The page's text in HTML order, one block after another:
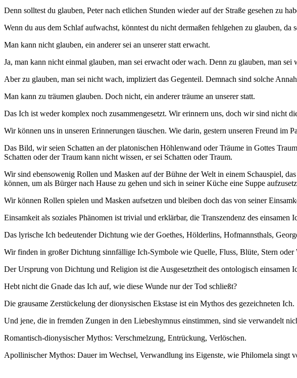
Denn solltest du glauben, Peter nach etlichen Stunden wieder auf der Straße gesehen zu
Wenn du aus dem Schlaf aufwachst, könntest du nicht dermaßen fehlgehen zu glauben,
Man kann nicht glauben, ein anderer sei an unserer statt erwacht.
Ja, man kann nicht einmal glauben, man sei erwacht oder wach. Denn zu glauben, man
Aber zu glauben, man sei nicht wach, impliziert das Gegenteil. Demnach sind solche
Man kann zu träumen glauben. Doch nicht, ein anderer träume an unserer statt.
Das Ich ist weder komplex noch zusammengesetzt. Wir erinnern uns, doch wir sind nicht
Wir können uns in unseren Erinnerungen täuschen. Wie darin, gestern unseren Freund im
Das Bild, wir seien Schatten an der platonischen Höhlenwand oder Träume in Gottes
Schatten oder der Traum kann nicht wissen, er sei Schatten oder Traum.
Wir sind ebensowenig Rollen und Masken auf der Bühne der Welt in einem Schauspiel,
können, um als Bürger nach Hause zu gehen und sich in seiner Küche eine Suppe
Wir können Rollen spielen und Masken aufsetzen und bleiben doch das von seiner
Einsamkeit als soziales Phänomen ist trivial und erklärbar, die Transzendenz des einsamen
Das lyrische Ich bedeutender Dichtung wie der Goethes, Hölderlins, Hofmannsthals,
Wir finden in großer Dichtung sinnfällige Ich-Symbole wie Quelle, Fluss, Blüte, Stern oder
Der Ursprung von Dichtung und Religion ist die Ausgesetztheit des ontologisch einsamen
Hebt nicht die Gnade das Ich auf, wie diese Wunde nur der Tod schließt?
Die grausame Zerstückelung der dionysischen Ekstase ist ein Mythos des gezeichneten Ich.
Und jene, die in fremden Zungen in den Liebeshymnus einstimmen, sind sie verwandelt
Romantisch-dionysischer Mythos: Verschmelzung, Entrückung, Verlöschen.
Apollinischer Mythos: Dauer im Wechsel, Verwandlung ins Eigenste, wie Philomela singt